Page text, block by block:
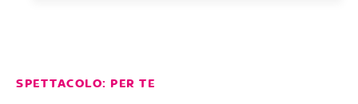
SPETTACOLO: PER TE